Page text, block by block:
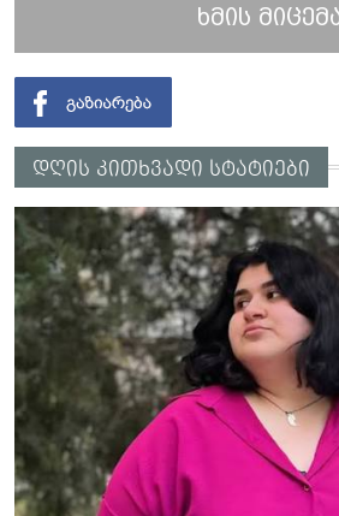
ხმის
დღის კითხვადი სტატიები